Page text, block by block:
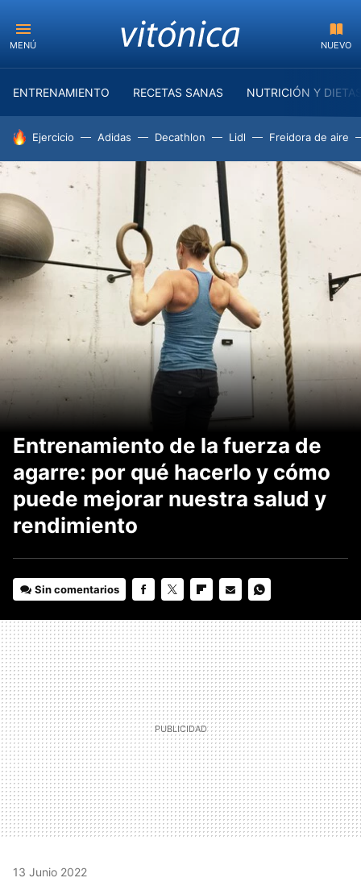
MENÚ NUEVO
ENTRENAMIENTO RECETAS SANAS NUTRICIÓN Y
HOY SE HABLA DE
Ejercicio Adidas Decathlon Lidl Freidora de aire
Entrenamiento de la fuerza de
agarre: por qué hacerlo y cómo
puede mejorar nuestra salud y
rendimiento
Sin comentarios
MAIL
13 Junio 2022